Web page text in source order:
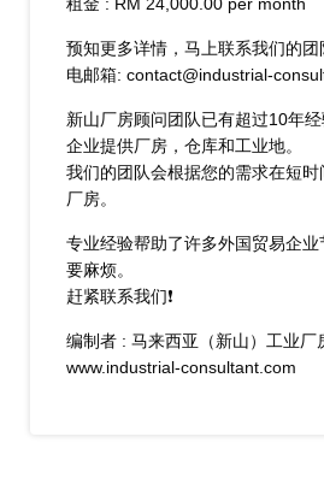
预知更多详情，马上联系我们的团
电邮箱: contact@industrial-
新山厂房顾问团队已有超过10年
企业提供厂房，仓库和工业地。
我们的团队会根据您的需求在短
厂房。
专业经验帮助了许多外国贸易企
要麻烦。
赶紧联系我们❗
编制者 : 马来西亚（新山）工业厂
www.industrial-consultant.com